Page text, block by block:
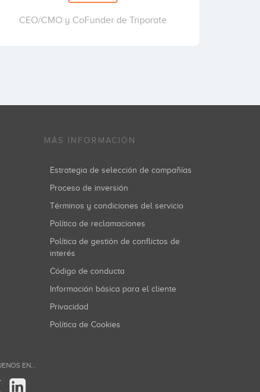
CEO/CMO y CoFunder de Triporate
MÁS INFORMACIÓN
Estrategia de selección de compañías
Proceso de inversión
Términos y condiciones del servicio
Política de reclamaciones
Política de gestión de conflictos de
interés
Código de conducta
Información básica para el cliente
Privacidad
Política de Cookies
EN...